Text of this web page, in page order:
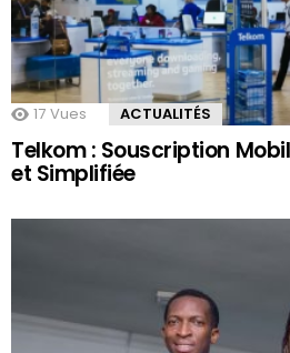
17 Vues ACTUALITÉS
Telkom : Souscription
et Simplifiée